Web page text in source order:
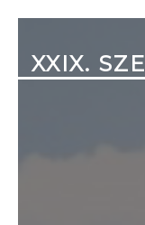
XXIX.